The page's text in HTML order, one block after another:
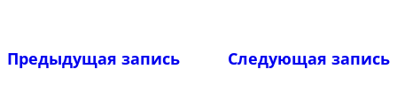
Предыдущая запись Следующая запись